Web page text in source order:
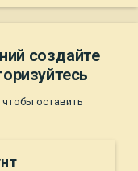
создайте
оставить